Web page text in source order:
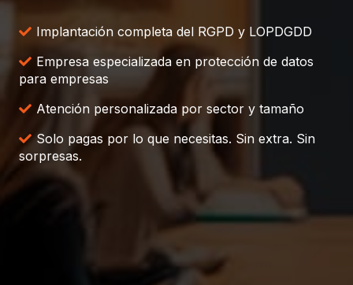
Implantación completa del RGPD y LOPDGDD
Empresa especializada en protección de datos
para empresas
Atención personalizada por sector y tamaño
Solo pagas por lo que necesitas. Sin extra. Sin
sorpresas.